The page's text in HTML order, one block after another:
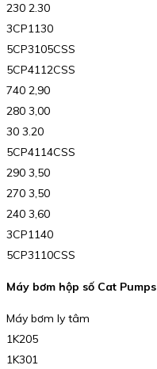
230 2.30
3CP1130
5CP3105CSS
5CP4112CSS
740 2,90
280 3,00
30 3.20
5CP4114CSS
290 3,50
270 3,50
240 3,60
3CP1140
5CP3110CSS
Máy bơm hộp số Cat Pumps
Máy bơm ly tâm
1K205
1K301